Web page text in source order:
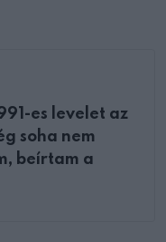
es levelet az
soha nem
beírtam a